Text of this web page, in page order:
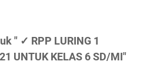
" ✓ RPP LURING 1
UNTUK KELAS 6 SD/MI"